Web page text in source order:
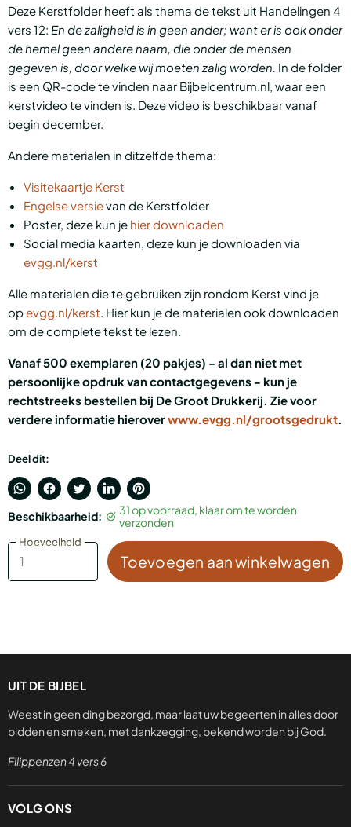
Deze Kerstfolder heeft als thema de tekst uit Handelingen 4
vers 12: En de zaligheid is in geen ander; want er is ook onder
de hemel geen andere naam, die onder de mensen
gegeven is, door welke wij moeten zalig worden. In de folder
is een QR-code te vinden naar Bijbelcentrum.nl, waar een
kerstvideo te vinden is. Deze video is beschikbaar vanaf
begin december.
Andere materialen in ditzelfde thema:
Visitekaartje Kerst
Engelse versievan de Kerstfolder
Poster, deze kun je hier downloaden
Social media kaarten, deze kun je downloaden via
evgg.nl/kerst
Alle materialen die te gebruiken zijn rondom Kerst vind je
opevgg.nl/kerst. Hier kun je de materialen ook downloaden
om de complete tekst te lezen.
Vanaf 500 exemplaren (20 pakjes) - al dan niet met
persoonlijke opdruk van contactgegevens - kun je
rechtstreeks bestellen bij De Groot Drukkerij. Zie voor
verdere informatie hieroverwww.evgg.nl/grootsgedrukt.
Deel dit:
Translation
missing:
nl.general.accessibility.share_on_whatsapp
Delen
via
Tweet
op
Deel
op
LinkedIn
Pin
op
Pinterest
Beschikbaarheid:
31 op voorraad, klaar om te worden
verzonden
Hoeveelheid
Hoeveelheid
Toevoegen aan winkelwagen
UIT DE BIJBEL
Weest in geen ding bezorgd, maar laat uw begeerten in alles door
bidden en smeken, met dankzegging, bekend worden bij God.
Filippenzen 4 vers 6
VOLG ONS